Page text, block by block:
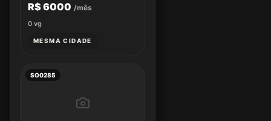
R$ 6000 /mês
0 vg
MESMA CIDADE
SO0285